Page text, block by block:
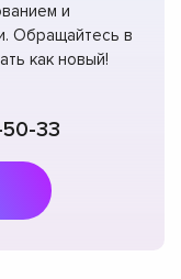
и
Обращайтесь в
как новый!
33